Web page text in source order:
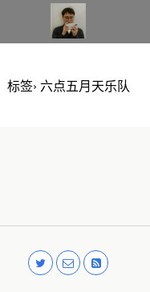
标签› 六点五月天乐队